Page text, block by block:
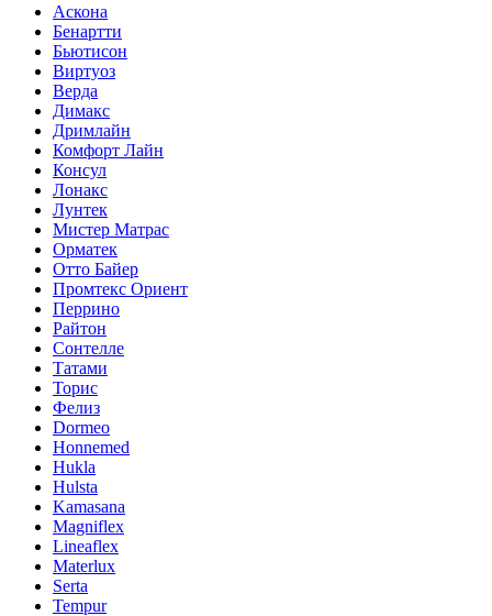
Аскона
Бенартти
Бьютисон
Виртуоз
Верда
Димакс
Дримлайн
Комфорт Лайн
Консул
Лонакс
Лунтек
Мистер Матрас
Орматек
Отто Байер
Промтекс Ориент
Перрино
Райтон
Сонтелле
Татами
Торис
Фелиз
Dormeo
Honnemed
Hukla
Hulsta
Kamasana
Magniflex
Lineaflex
Materlux
Serta
Tempur